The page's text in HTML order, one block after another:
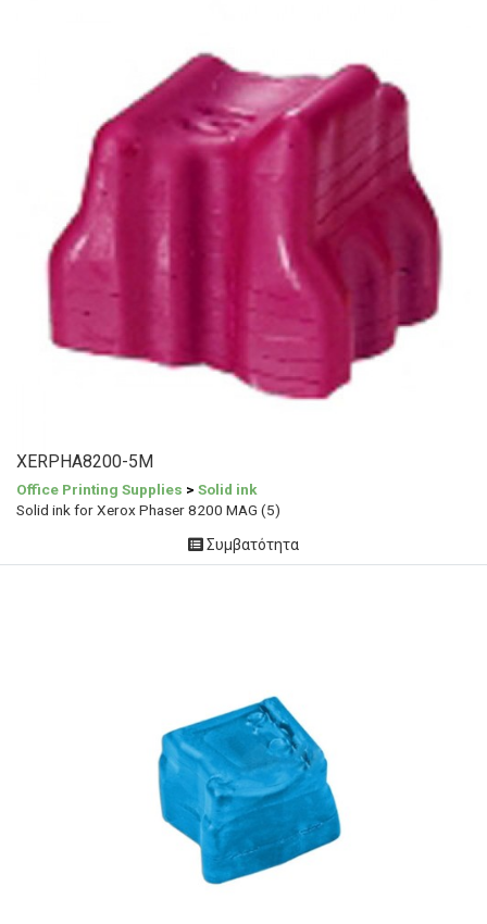
XERPHA8200-5M
Office Printing Supplies > Solid ink
Solid ink for Xerox Phaser 8200 MAG (5)
Συμβατότητα